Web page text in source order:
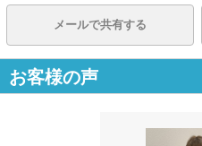
メールで共有する
お客様の声